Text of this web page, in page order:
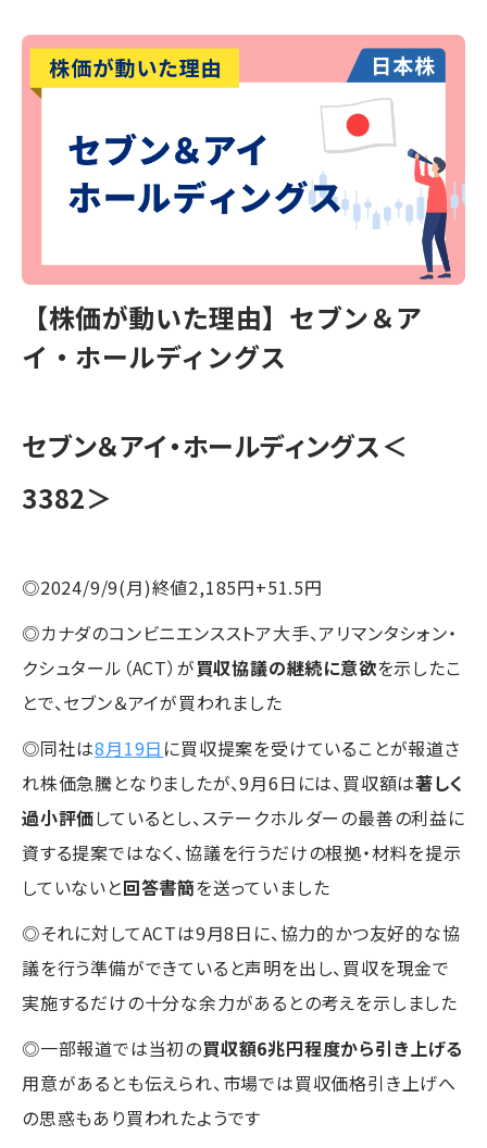
【株価が動いた理由】セブン＆ア
イ・ホールディングス
セブン＆アイ・ホールディングス＜
3382＞
◎2024/9/9(月)終値2,185円+51.5円
◎カナダのコンビニエンスストア大手、アリマンタシォン・
クシュタール（ACT）が買収協議の継続に意欲を示したこ
とで、セブン＆アイが買われました
◎同社は8月19日 に買収提案を受けていることが報道さ
れ株価急騰となりましたが、9月6日には、買収額は著しく
過小評価しているとし、ステークホルダーの最善の利益に
資する提案ではなく、協議を行うだけの根拠・材料を提示
していないと回答書簡を送っていました
◎それに対してACTは9月8日に、協力的かつ友好的な協
議を行う準備ができていると声明を出し、買収を現金で
実施するだけの十分な余力があるとの考えを示しました
◎一部報道では当初の買収額6兆円程度から引き上げる
用意があるとも伝えられ、市場では買収価格引き上げへ
の思惑もあり買われたようです